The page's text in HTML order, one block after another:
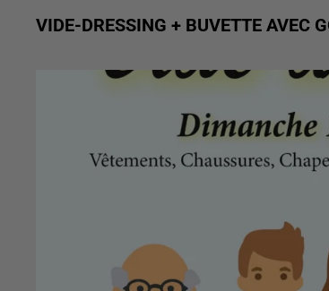
VIDE-DRESSING + BUVETTE AVEC